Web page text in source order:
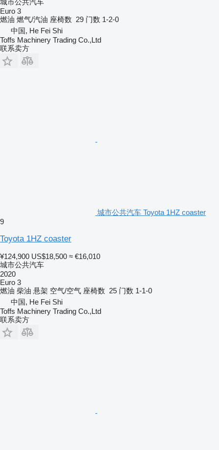
Euro 3
燃油 燃气/汽油 座椅数 29 门数 1-2-0
中国, He Fei Shi
Toffs Machinery Trading Co.,Ltd
联系卖方
城市公共汽车 Toyota 1HZ coaster
9
Toyota 1HZ coaster
¥124,900 US$18,500 ≈ €16,010
城市公共汽车
2020
Euro 3
燃油 柴油 悬架 空气/空气 座椅数 25 门数 1-1-0
中国, He Fei Shi
Toffs Machinery Trading Co.,Ltd
联系卖方